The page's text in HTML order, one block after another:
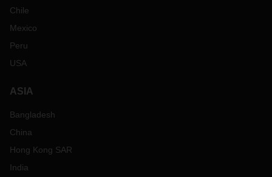
Chile
Mexico
Peru
USA
ASIA
Bangladesh
China
Hong Kong SAR
India